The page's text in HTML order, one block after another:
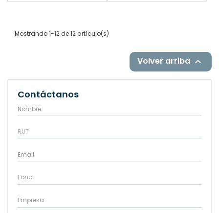
Contáctanos
Mostrando 1-12 de 12 artículo(s)
Volver arriba 